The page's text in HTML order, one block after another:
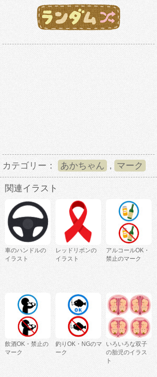
カテゴリー： あかちゃん , マーク
関連イラスト
車のハンドルの
イラスト
レッドリボンの
イラスト
アルコールOK・
禁止のマーク
飲酒OK・禁止の
マーク
釣りOK・NGのマ
ーク
いろいろな双子
の胎児のイラス
ト